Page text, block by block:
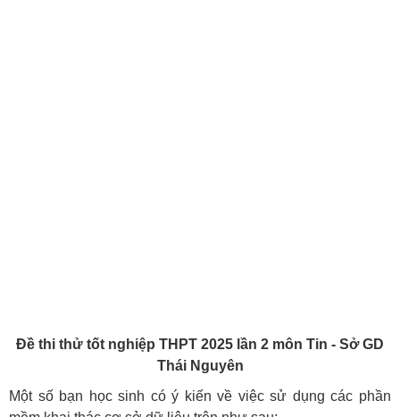
Đề thi thử tốt nghiệp THPT 2025 lần 2 môn Tin - Sở GD
Thái Nguyên
Một số bạn học sinh có ý kiến về việc sử dụng các phần